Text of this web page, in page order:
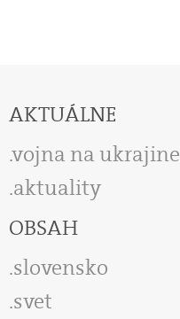
AKTUÁLNE
vojna na ukrajine
aktuality
OBSAH
slovensko
svet